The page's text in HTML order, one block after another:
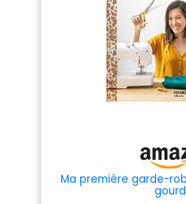
Ma première garde-